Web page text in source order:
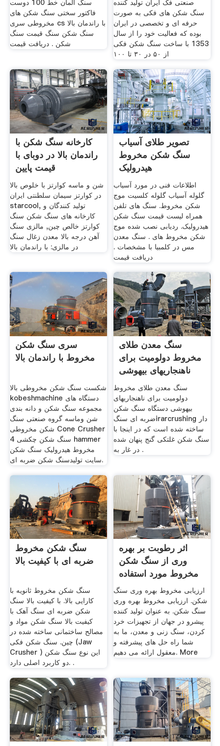
سنگ آلمان خط 100 دوست
فاکتور سختی سنگ شکن های
مخروطی سری cs با راندمان بالا
سنگ شکن سنگ قیمت سنگ
شکن . دریافت قیمت
صنعتی فک ایران تولید کننده
سنگ شکن های فکی به صورت
حرفه ای و تخصصی در ایران
بوده که فعالیت خود را از سال
1353 با ساخت سنگ شکن فکی
از ۵۰ در ۳۰ تا ۱۰۰
کارخانه سنگ شکن با
راندمان بالا در دوبای با
قیمت پایین
شن و ماسه کوارتز با خلوص بالا
در کوارتز سیمان سلطنتی ایران
starcool, تولید کنندگان و
کارخانه های سنگ شکن سنگ
کوارتز خالص چین, مالزی سنگ
آهن درجه بالا معدن زغال سنگ
در مالزی: با راندمان بالا
تصویر طلای آسیاب
سنگ شکن مخروط
هیدرولیک
اطلاعات فنی در مورد آسیاب
گلوله آسیاب گلوله کلسیت موج
شکن مخروط. سنگ های تلفن
همراه لیست قیمت سنگ شکن
هیدرولیک. ردیابی نصب شده موج
شکن مخروط های . سنگ معدن
مس در کلمبیا با مشخصات .
دریافت قیمت
سری سنگ شکن
مخروط با راندمان بالا
شکست سنگ شکن مخروطی بالا
kobeshmachine دستگاه های
مجموعه سنگ شکن و دانه بندی
شن وماسه گروه صنعتی سنگ
شکن مخروطی Cone Crusher
4 سنگ شکن چکشی hammer
مخروط هیدرولیک سنگ شکن
سایت تولیدسنگ شکن ضربه ای.
سنگ معدن طلای
مخروط دولومیت برای
ناهنجاریهای بیهوشی
سنگ معدن طلای مخروط
دولومیت برای ناهنجاریهای
بیهوشی دستگاه سنگ شکن
ضربه ای سنگirarcrushing دار
ساخته شده است که در اینجا با
سنگ شکن غلتکی گنج پنهان شده
در غار به .
سنگ شکن مخروط
ضربه ای با کیفیت بالا
سنگ شکن مخروط ثانویه با
کارایی بالا. با کیفیت بالا سنگ
شکن ضربه ای سنگ آهک با
کیفیت بالا سنگ شکن مواد و
مصالح ساختمانی ساخته شده در
چین. سنگ شکن فکی (Jaw
Crusher ) این نوع سنگ شکن
دو کاربرد اصلی دارد. .
اثر رطوبت بر بهره
وری از سنگ شکن
مخروط مورد استفاده
در
ارزیابی مخروط بهره وری سنگ
شکن. ارزیابی مخروط بهره وری
سنگ شکن. به عنوان تولید کننده
پیشرو در جهان از تجهیزات خرد
کردن، سنگ زنی و معدن، ما به
شما راه حل های پیشرفته و
معقول ارائه می دهیم. More